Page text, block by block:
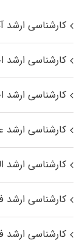
کارشناسی ارشد
کارشناسی ارشد
کارشناسی
کارشناسی ارشد
کارشناسی
کارشناسی ارشد
کارشناسی ارشد